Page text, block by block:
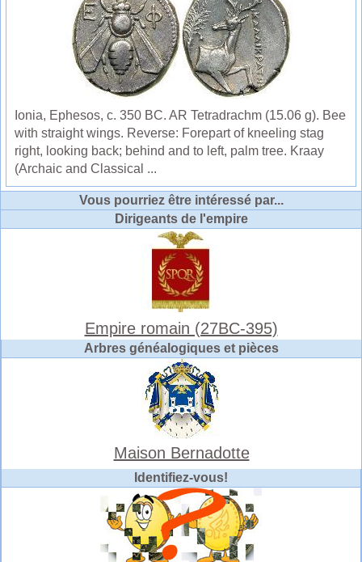
Ionia, Ephesos, c. 350 BC. AR Tetradrachm (15.06 g). Bee
with straight wings. Reverse: Forepart of kneeling stag
right, looking back; behind and to left, palm tree. Kraay
(Archaic and Classical ...
Vous pourriez être intéressé par...
Dirigeants de l'empire
Empire romain (27BC-395)
Arbres généalogiques et pièces
Maison Bernadotte
Identifiez-vous!